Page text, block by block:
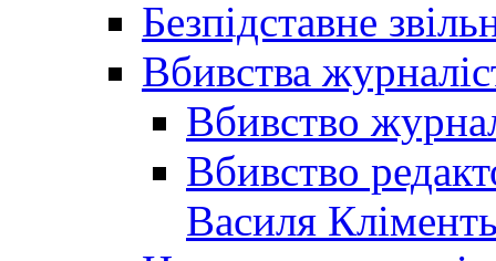
Безпідставне
Вбивства
Вбивство
Вбивство
Василя